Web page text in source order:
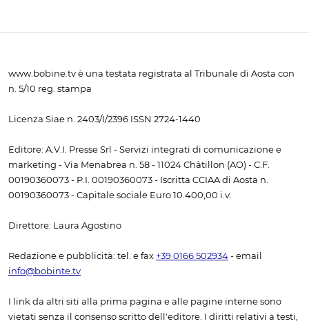
www.bobine.tv è una testata registrata al Tribunale di Aosta con
n. 5/10 reg. stampa
Licenza Siae n. 2403/I/2396 ISSN 2724-1440
Editore: A.V.I. Presse Srl - Servizi integrati di comunicazione e
marketing - Via Menabrea n. 58 - 11024 Châtillon (AO) - C.F.
00190360073 - P.I. 00190360073 - Iscritta CCIAA di Aosta n.
00190360073 - Capitale sociale Euro 10.400,00 i.v.
Direttore: Laura Agostino
Redazione e pubblicità: tel. e fax +39 0166 502934 - email
info@bobinte.tv
I link da altri siti alla prima pagina e alle pagine interne sono
vietati senza il consenso scritto dell'editore. I diritti relativi a testi,